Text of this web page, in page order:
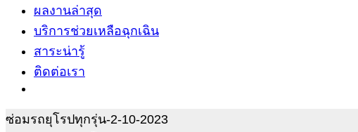
ผลงานล่าสุด
บริการช่วยเหลือฉุกเฉิน
สาระน่ารู้
ติดต่อเรา
ซ่อมรถยุโรปทุกรุ่น-2-10-2023